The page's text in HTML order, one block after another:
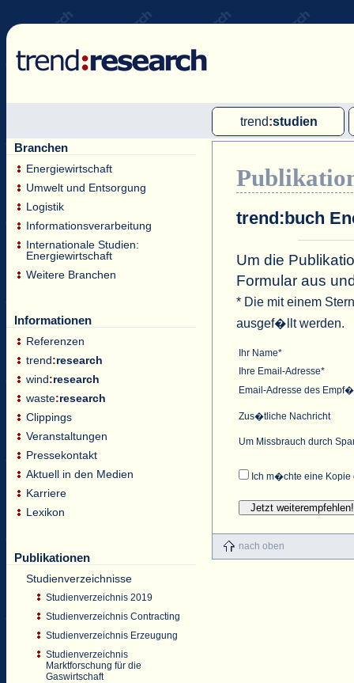
trend:studien
Single-Client-Studien
Branchen
Energiewirtschaft
Umwelt und Entsorgung
Logistik
Informationsverarbeitung
Internationale Studien:
Energiewirtschaft
Weitere Branchen
Informationen
Referenzen
trend:research
wind:research
waste:research
Clippings
Veranstaltungen
Pressekontakt
Aktuell in den Medien
Karriere
Lexikon
Publikationen
Studienverzeichnisse
Studienverzeichnis 2019
Studienverzeichnis Contracting
Studienverzeichnis Erzeugung
Studienverzeichnis
Marktforschung für die
Gaswirtschaft
trend:buch
Um die
Formular aus
* Die mit einem
ausgef�llt werden.
Ihr Name*
Ihre Email-Adresse*
Email-Adresse des
Zus�tliche Nachricht
Um Missbrauch durch
Ich m�chte eine Kopie
nach oben